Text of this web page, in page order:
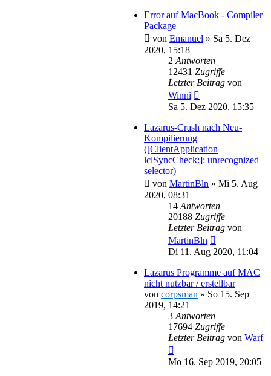
Error auf MacBook - Compiler
Package
von Emanuel » Sa 5. Dez
2020, 15:18
2 Antworten
12431 Zugriffe
Letzter Beitrag von
Winni
Sa 5. Dez 2020, 15:35
Lazarus-Crash nach Neu-
Kompilierung
([ClientApplication
lclSyncCheck:]: unrecognized
selector)
von MartinBln » Mi 5. Aug
2020, 08:31
14 Antworten
20188 Zugriffe
Letzter Beitrag von
MartinBln
Di 11. Aug 2020, 11:04
Lazarus Programme auf MAC
nicht nutzbar / erstellbar
von corpsman » So 15. Sep
2019, 14:21
3 Antworten
17694 Zugriffe
Letzter Beitrag von Warf
Mo 16. Sep 2019, 20:05